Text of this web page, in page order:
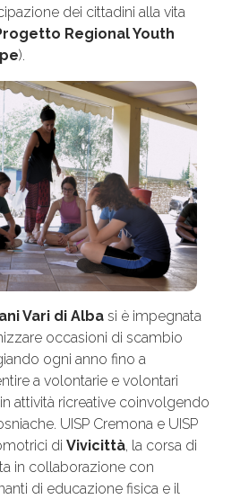
dei cittadini alla vita
Regional Youth
).
Vari di Alba si è impegnata
occasioni di scambio
ogni anno fino a
a volontarie e volontari
attività ricreative coinvolgendo
UISP Cremona e UISP
di Vivicittà, la corsa di
in collaborazione con
di educazione fisica e il